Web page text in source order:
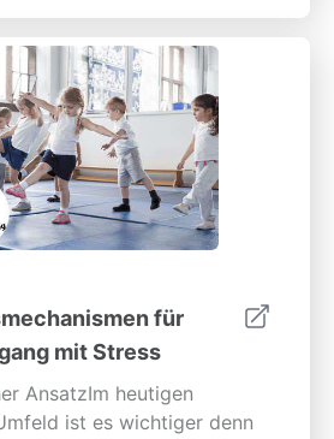
fördert aktives
Strukturierte
die
Anekdoten
das Teilen weniger
verbessern die
der Kinder.
Soziale Verbindungen
sind für
um soziale
Teamspiele wie „Ball
das Organisieren von
die Kinder zur
Kommunikation und
für
mit Stress
AnsatzIm heutigen
ist es wichtiger denn